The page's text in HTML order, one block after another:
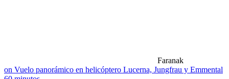
Faranak
on Vuelo panorámico en helicóptero Lucerna, Jungfrau y Emmental